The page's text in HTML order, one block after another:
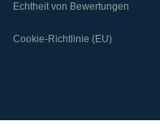
Echtheit von Bewertungen
Cookie-Richtlinie (EU)